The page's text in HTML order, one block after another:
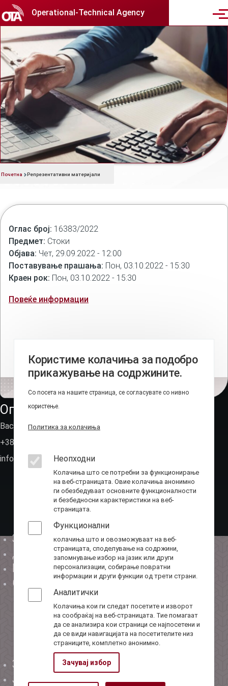
Skip to main content
Operational-Technical Agency
Breadcrumb
Почетна Репрезентативни материјали
Репрезентативни
Набавки со мала вредност - Репрезентативни
материјали
Оглас број: 16383/2022
Предмет: Стоки
Објава: Чет, 29.09.2022 - 12:00
Поставување прашања: Пон, 03.10.2022 - 15:30
Краен рок: Пон, 03.10.2022 - 15:30
Повеќе информации
Оперативно-техничка агенција
Васил Иљоски 6, Скопје (пош.фах 236)
+389 2 310 7582
info@ota.mk
За нас
Директор
Буџет
Соработка
Закони
Јавни набавки
Користиме колачиња за подобро
прикажување на содржините.
Со посета на нашите страница, се согласувате со нивно
користење.
Политика за колачиња
Неопходни
Колачиња што се потребни за функционирање
на веб-страницата. Овие колачиња анонимно
ги обезбедуваат основните функционалности
и безбедносни карактеристики на веб-
страницата.
Функционални
колачиња што и овозможуваат на веб-
страницата, споделување на содржини,
запомнување избор на јазик или други
персонализации, собирање повратни
информации и други функции од трети страни.
Аналитички
Колачиња кои ги следат посетите и изворот
на сообраќај на веб-страницата. Тие помагаат
да се анализира кои страници се најпосетени и
да се види навигацијата на посетителите низ
страниците, комплетно анонимно.
Зачувај избор